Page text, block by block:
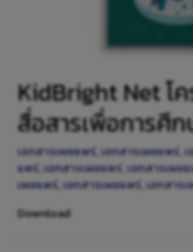
KidBright Net โ
สื่อสารเพื่อการศึก
เอกสารเผยแพร่ ,เอกสารเผยแพร่ ,
แพร่ ,เอกสารเผยแพร่ ,เอกสารเผย
เผยแพร่ ,เอกสารเผยแพร่ ,เอกสาร
Download